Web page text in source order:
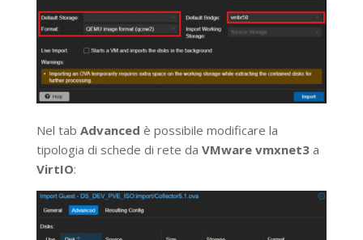
Nel tab Advanced è possibile modificare la
tipologia di schede di rete da VMware vmxnet3a
VirtIO: